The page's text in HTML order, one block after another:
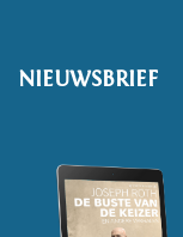
NIEUWSBRIEF